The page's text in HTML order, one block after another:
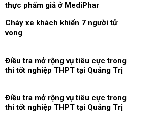
thực phẩm giả ở MediPhar
Cháy xe khách khiến 7 người tử
vong​
Điều tra mở rộng vụ tiêu cực trong
thi tốt nghiệp THPT tại Quảng Trị
Điều tra mở rộng vụ tiêu cực trong
thi tốt nghiệp THPT tại Quảng Trị